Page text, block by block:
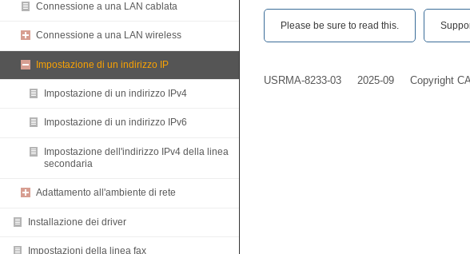
Connessione a una LAN cablata
Connessione a una LAN wireless
Impostazione di un indirizzo IP
Impostazione di un indirizzo IPv4
Impostazione di un indirizzo IPv6
Impostazione dell'indirizzo IPv4 della linea
secondaria
Adattamento all'ambiente di rete
Installazione dei driver
Impostazioni della linea fax
Please be sure to read this.‎
USRMA-8233-03 2025-09 Copyright